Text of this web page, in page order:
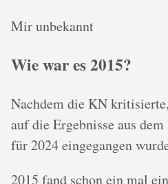
Mir unbekannt
Wie war es 2015?
Nachdem die KN
auf die Ergebnisse aus
für 2024 eingegangen
2015 fand schon ein mal